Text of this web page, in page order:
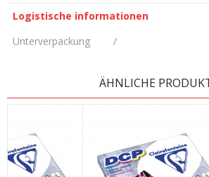
Logistische informationen
Unterverpackung
/
E-Mail
ÄHNLICHE